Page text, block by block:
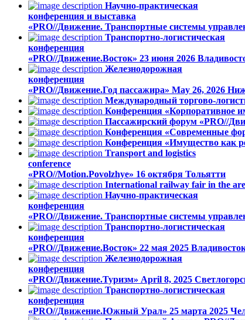
Научно-практическая
конференция и выставка
«PRO//Движение. Транспортные системы
Транспортно-логистическая
конференция
«PRO//Движение.Восток» 23 июня 2026
Железнодорожная
конференция
«PRO//Движение.Год пассажира» May 26, 2026
Международный торгово-
Конференция «Корпоративное
Пассажирский форум «PRO//
Конференция «Современные
Конференция «Имущество как
Transport and logistics
conference
«PRO//Motion.Povolzhye» 16 октября Тольятти
International railway fair in the
Научно-практическая
конференция
«PRO//Движение. Транспортные системы
Транспортно-логистическая
конференция
«PRO//Движение.Восток» 22 мая 2025
Железнодорожная
конференция
«PRO//Движение.Туризм» April 8, 2025
Транспортно-логистическая
конференция
«PRO//Движение.Южный Урал» 25 марта 2025